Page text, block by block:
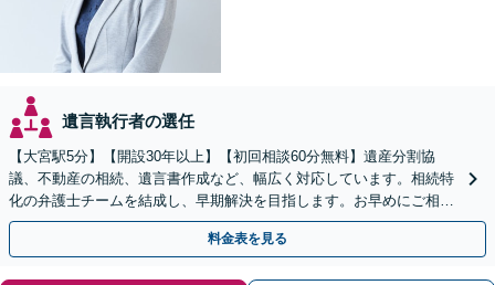
遺言執行者の選任
【大宮駅5分】【開設30年以上】【初回相談60分無料】遺産分割協
議、不動産の相続、遺言書作成など、幅広く対応しています。相続特
化の弁護士チームを結成し、早期解決を目指します。お早めにご相談
ください。【電話相談可】【休日・夜間対応】
料金表を見る